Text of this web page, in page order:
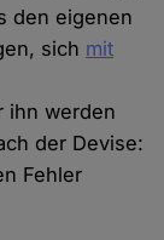
den eigenen
sich mit
ihn werden
der Devise:
Fehler